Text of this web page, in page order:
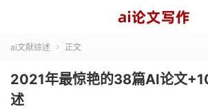
ai文献综述  正文
2021年最惊艳的38篇AI论文
述